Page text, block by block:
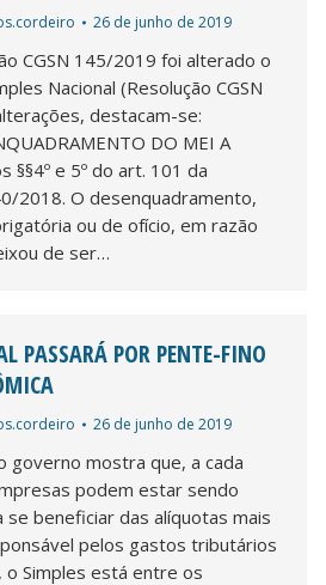
26 de junho de 2019
CGSN 145/2019 foi alterado o
Nacional (Resolução CGSN
destacam-se:
DO MEI A
§§4º e 5º do art. 101 da
2018. O desenquadramento,
ou de ofício, em razão
de ser…
PASSARÁ POR PENTE-FINO
26 de junho de 2019
governo mostra que, a cada
podem estar sendo
se beneficiar das alíquotas mais
pelos gastos tributários
Simples está entre os